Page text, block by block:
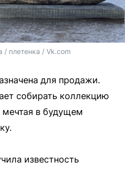
/ плетенка / Vk.com
для продажи.
собирать коллекцию
мечтая в будущем
известность